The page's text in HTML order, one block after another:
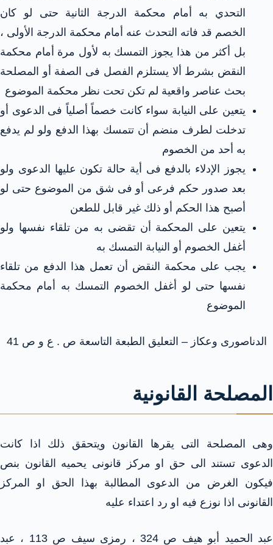
التحدي به أمام محكمة الدرجة الثانية حتى لو كان
الخصم قد فاته التحدث عنه أمام محكمة الدرجة الأولى ،
بل أكثر من هذا يجوز التمسك به لأول مرة أمام محكمة
النقض بشرط ألا يستلزم الفصل فى الصفة أو المصلحة
بحث عناصر واقعية لم تكن تحت نظر محكمة الموضوع
يتعين على النيابة سواء كانت خصماً أصلياً فى الدعوى أو
تدخلت لطرف منضم أن تتمسك بهذا الدفع ولو لم يدفع
به أحد من الخصوم
يجوز الإدلاء بالدفع فى أية حالة تكون عليها الدعوى ولو
بعد صدور حكم فرعى أو فى شق من الموضوع حتى لو
أصبح هذا الحكم أو ذلك غير قابل للطعن
يتعين على المحكمة أن تقضى به من تلقاء نفسها ولو
أغفل الخصوم أو النيابة التمسك به
يجب على محكمة النقض أن تعمل هذا الدفع من تلقاء
نفسها حتى لو أغفل الخصوم التمسك به أمام محكمة
الموضوع
الدناصورى وعكاز – التعليق الطبعة التاسعة ص . ع و ص 41
المصلحة القانونية
وهى المصلحة التى يقرها القانون ويتحقق ذلك اذا كانت
الدعوى تستند الى حق او مركز قانونى يحميه القانون بنص
فيكون الغرض من الدعوى المطالبة بهذا الحق او المركز
القانونى اذا نوزع فيه او رد اعتداء عليه
عبد الحميد أبو هيف ص 324 ، رمزى سيف ص 113 ، عبد